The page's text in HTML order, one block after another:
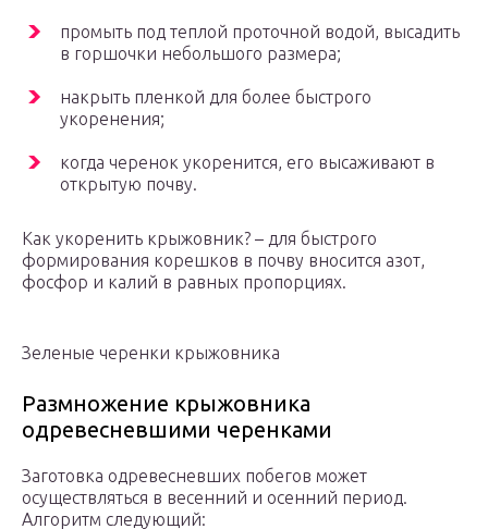
промыть под теплой проточной водой, высадить
в горшочки небольшого размера;
накрыть пленкой для более быстрого
укоренения;
когда черенок укоренится, его высаживают в
открытую почву.
Как укоренить крыжовник? – для быстрого
формирования корешков в почву вносится азот,
фосфор и калий в равных пропорциях.
Зеленые черенки крыжовника
Размножение крыжовника
одревесневшими черенками
Заготовка одревесневших побегов может
осуществляться в весенний и осенний период.
Алгоритм следующий: